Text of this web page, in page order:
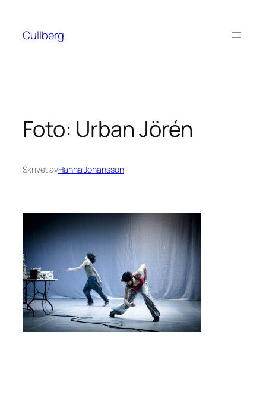
innehåll
Cullberg
Foto: Urban Jörén
Skrivet avHanna Johanssoni